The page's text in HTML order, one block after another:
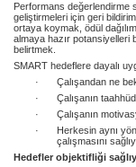
Performans değerlendirme
geliştirmeleri için geri
ortaya koymak, ödül
almaya hazır potansiyelleri
belirtmek.
SMART hedeflere dayalı
·
Çalışandan ne
·
Çalışanın
·
Çalışanın
·
Herkesin aynı
çalışmasını
Hedefler objektifliği